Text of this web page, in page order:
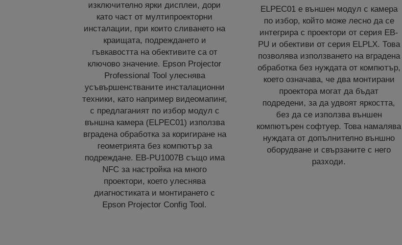
изключително ярки дисплеи, дори
като част от мултипроекторни
инсталации, при които сливането на
краищата, подреждането и
гъвкавостта на обективите са от
ключово значение. Epson Projector
Professional Tool улеснява
усъвършенстваните инсталационни
техники, като например видеомапинг,
с предлаганият по избор модул с
външна камера (ELPEC01) използва
вградена обработка за коригиране на
геометрията без компютър за
подреждане. EB-PU1007B също има
NFC за настройка на много
проектори, което улеснява
диагностиката и монтирането с
Epson Projector Config Tool.
ELPEC01 е външен модул с камера
по избор, който може лесно да се
интегрира с проектори от серия EB-
PU и обективи от серия ELPLX. Това
позволява използването на вградена
обработка без нуждата от компютър,
което означава, че два монтирани
проектора могат да бъдат
подредени, за да удвоят яркостта,
без да се използва външен
компютърен софтуер. Това намалява
нуждата от допълнително външно
оборудване и свързаните с него
разходи.